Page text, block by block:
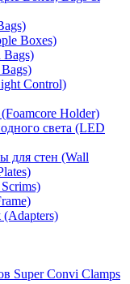
Boxes)
Bags)
Control)
Holder)
света (LED
для стен (Wall
Super Convi Clamps